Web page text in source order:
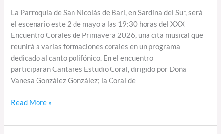
La Parroquia de San Nicolás de Bari, en Sardina del Sur, será
el escenario este 2 de mayo a las 19:30 horas del XXX
Encuentro Corales de Primavera 2026, una cita musical que
reunirá a varias formaciones corales en un programa
dedicado al canto polifónico. En el encuentro
participarán Cantares Estudio Coral, dirigido por Doña
Vanesa González González; la Coral de
Read More »